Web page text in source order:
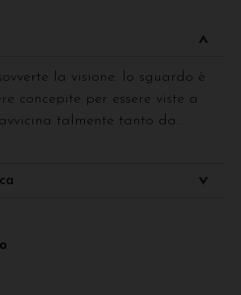
la visione: lo sguardo è
concepite per essere viste a
talmente tanto da...